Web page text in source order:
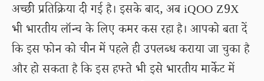
अच्छी प्रतिक्रिया दी गई है। इसके बाद, अब iQOO Z9X
भी भारतीय लॉन्च के लिए कमर कस रहा है। आपको बता दें
कि इस फोन को चीन में पहले ही उपलब्ध कराया जा चुका है
और हो सकता है कि इस हफ्ते भी इसे भारतीय मार्केट में